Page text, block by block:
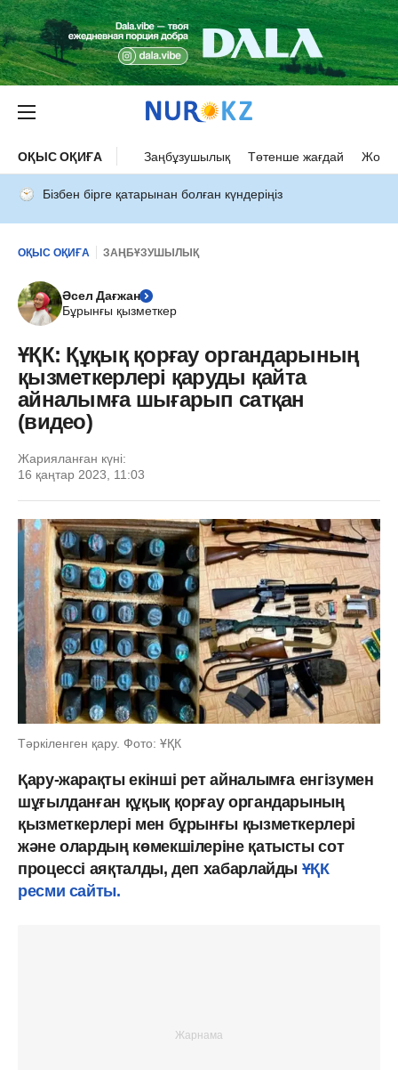
ОҚЫС ОҚИҒА Заңбұзушылық Төтенше жағдай Жол
Бізбен бірге қатарынан болған күндеріңіз
ОҚЫС ОҚИҒА ЗАҢБҰЗУШЫЛЫҚ
Әсел Дағжан
Бұрынғы қызметкер
ҰҚК: Құқық қорғау органдарының
қызметкерлері қаруды қайта
айналымға шығарып сатқан
(видео)
Жарияланған күні:
16 қаңтар 2023, 11:03
Тәркіленген қару. Фото: ҰҚК
Қару-жарақты екінші рет айналымға енгізумен
шұғылданған құқық қорғау органдарының
қызметкерлері мен бұрынғы қызметкерлері
және олардың көмекшілеріне қатысты сот
процессі аяқталды, деп хабарлайды ҰҚК
ресми сайты.